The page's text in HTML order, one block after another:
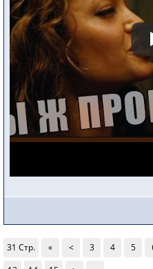
31 Стр. « < 3 4 5